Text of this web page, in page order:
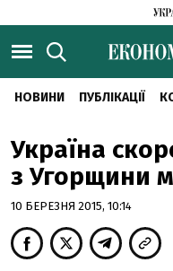
НОВИНИ ПУБЛІКАЦІЇ
Україна
з Угорщини
10 БЕРЕЗНЯ 2015, 10:14